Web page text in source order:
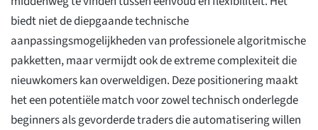
biedt niet de diepgaande technische
aanpassingsmogelijkheden van professionele algoritmische
pakketten, maar vermijdt ook de extreme complexiteit die
nieuwkomers kan overweldigen. Deze positionering maakt
het een potentiële match voor zowel technisch onderlegde
beginners als gevorderde traders die automatisering willen